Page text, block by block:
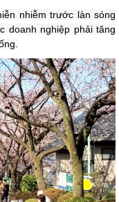
nhiễm trước làn sóng
doanh nghiệp phải tăng